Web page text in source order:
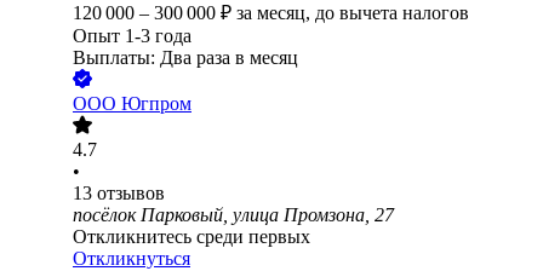
120 000 – 300 000 ₽ за месяц, до вычета налогов
Опыт 1-3 года
Выплаты: Два раза в месяц
ООО Югпром
4.7
•
13 отзывов
посёлок Парковый, улица Промзона, 27
Откликнитесь среди первых
Откликнуться